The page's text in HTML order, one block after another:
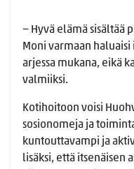
− Hyvä elämä sisältää
Moni varmaan haluaisi
arjessa mukana, eikä
valmiiksi.
Kotihoitoon voisi
sosionomeja ja
kuntouttavampi ja
lisäksi, että itsenäisen